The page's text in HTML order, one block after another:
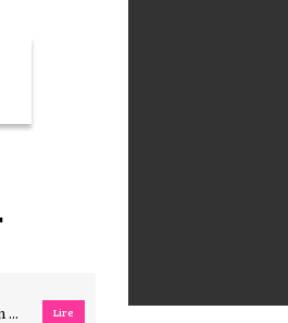
... Lire